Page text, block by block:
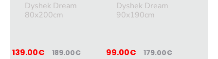
Dyshek Dream
80x200cm
189.00€
139.00€
Dyshek Dream
90x190cm
179.00€
99.00€